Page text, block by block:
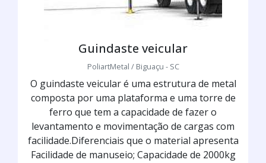
Guindaste veicular
PoliartMetal / Biguaçu - SC
O guindaste veicular é uma estrutura de metal
composta por uma plataforma e uma torre de
ferro que tem a capacidade de fazer o
levantamento e movimentação de cargas com
facilidade.Diferenciais que o material apresenta
Facilidade de manuseio; Capacidade de 2000kg